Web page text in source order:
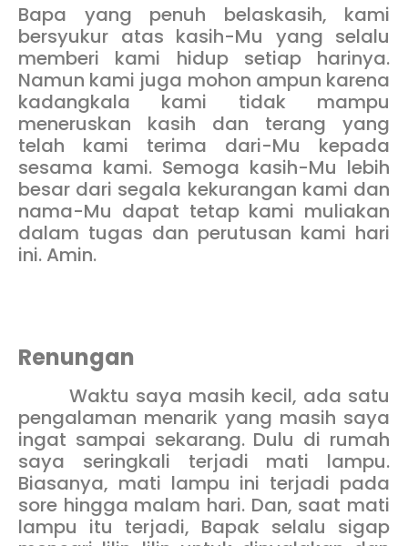
Bapa yang penuh belaskasih, kami
bersyukur atas kasih-Mu yang selalu
memberi kami hidup setiap harinya.
Namun kami juga mohon ampun karena
kadangkala kami tidak mampu
meneruskan kasih dan terang yang
telah kami terima dari-Mu kepada
sesama kami. Semoga kasih-Mu lebih
besar dari segala kekurangan kami dan
nama-Mu dapat tetap kami muliakan
dalam tugas dan perutusan kami hari
ini. Amin.
Renungan
Waktu saya masih kecil, ada satu
pengalaman menarik yang masih saya
ingat sampai sekarang. Dulu di rumah
saya seringkali terjadi mati lampu.
Biasanya, mati lampu ini terjadi pada
sore hingga malam hari. Dan, saat mati
lampu itu terjadi, Bapak selalu sigap